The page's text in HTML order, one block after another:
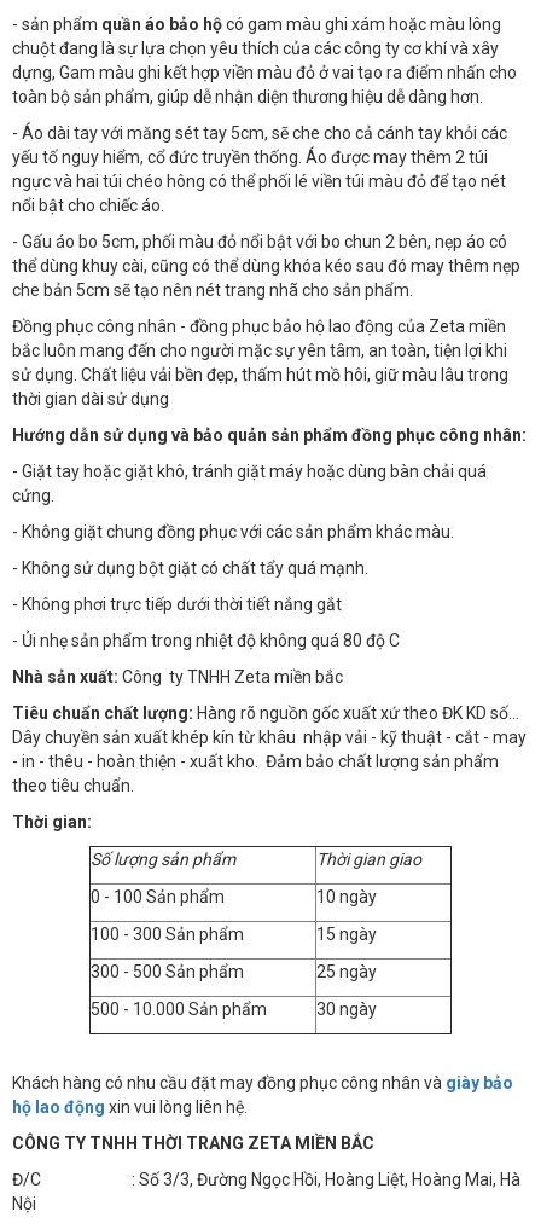
- sản phẩm quần áo bảo hộcó gam màu ghi xám hoặc màu lông
chuột đang là sự lựa chọn yêu thích của các công ty cơ khí và xây
dựng, Gam màu ghi kết hợp viền màu đỏ ở vai tạo ra điểm nhấn cho
toàn bộ sản phẩm, giúp dễ nhận diện thương hiệu dễ dàng hơn.
- Áo dài tay với măng sét tay 5cm, sẽ che cho cả cánh tay khỏi các
yếu tố nguy hiểm, cổ đức truyền thống. Áo được may thêm 2 túi
ngực và hai túi chéo hông có thể phối lé viền túi màu đỏ để tạo nét
nổi bật cho chiếc áo.
- Gấu áo bo 5cm, phối màu đỏ nổi bật với bo chun 2 bên, nẹp áo có
thể dùng khuy cài, cũng có thể dùng khóa kéo sau đó may thêm nẹp
che bản 5cm sẽ tạo nên nét trang nhã cho sản phẩm.
Đồng phục công nhân - đồng phục bảo hộ lao động của Zeta miền
bắc luôn mang đến cho người mặc sự yên tâm, an toàn, tiện lợi khi
sử dụng. Chất liệu vải bền đẹp, thấm hút mồ hôi, giữ màu lâu trong
thời gian dài sử dụng
Hướng dẫn sử dụng và bảo quản sản phẩm đồng phục công nhân:
- Giặt tay hoặc giặt khô, tránh giặt máy hoặc dùng bàn chải quá
cứng.
- Không giặt chung đồng phục với các sản phẩm khác màu.
- Không sử dụng bột giặt có chất tẩy quá mạnh.
- Không phơi trực tiếp dưới thời tiết nắng gắt
- Ủi nhẹ sản phẩm trong nhiệt độ không quá 80 độ C
Nhà sản xuất: Công ty TNHH Zeta miền bắc
Tiêu chuẩn chất lượng: Hàng rõ nguồn gốc xuất xứ theo ĐK KD số…
Dây chuyền sản xuất khép kín từ khâu nhập vải - kỹ thuật - cắt - may
- in - thêu - hoàn thiện - xuất kho. Đảm bảo chất lượng sản phẩm
theo tiêu chuẩn.
Thời gian:
Số lượng sản phẩm
Thời gian giao
0 - 100 Sản phẩm
10 ngày
100 - 300 Sản phẩm
15 ngày
300 - 500 Sản phẩm
25 ngày
500 - 10.000 Sản phẩm
30 ngày
Khách hàng có nhu cầu đặt may đồng phục công nhân và giày bảo
hộ lao động xin vui lòng liên hệ.
CÔNG TY TNHH THỜI TRANG ZETA MIỀN BẮC
Đ/C : Số 3/3, Đường Ngọc Hồi, Hoàng Liệt, Hoàng Mai, Hà
Nội